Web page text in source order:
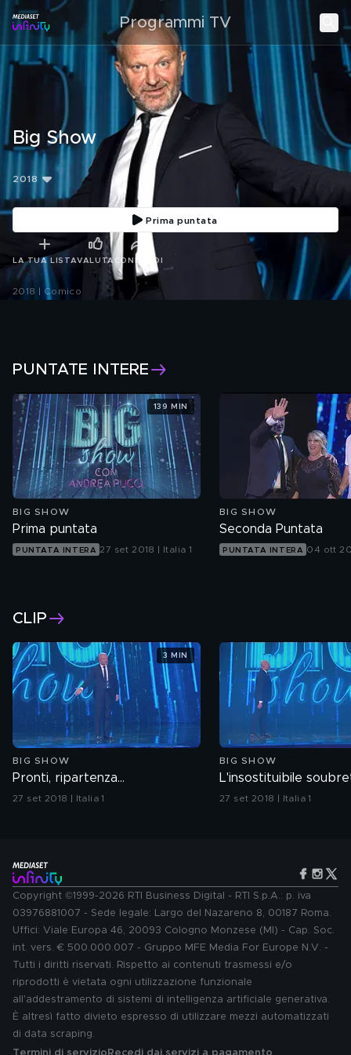
Programmi TV
Big Show
2018
Prima puntata
LA TUA LISTAVALUTA CONDIVIDI
2018 | Comico
PUNTATE INTERE
BIG SHOW
Prima puntata
PUNTATA INTERA 27 set 2018 | Italia 1
139 MIN
BIG SHOW
Seconda Puntata
PUNTATA INTERA 04 ott
CLIP
BIG SHOW
Pronti, ripartenza...
27 set 2018 | Italia 1
3 MIN
BIG SHOW
L'insostituibile
27 set 2018 | Italia 1
Copyright ©1999-2026 RTI Business Digital - RTI S.p.A.: p. iva
03976881007 - Sede legale: Largo del Nazareno 8, 00187 Roma.
Uffici: Viale Europa 46, 20093 Cologno Monzese (MI) - Cap. Soc.
int. vers. € 500.000.007 - Gruppo MFE Media For Europe N.V. -
Tutti i diritti riservati. Rispetto ai contenuti trasmessi e/o
riprodotti è vietata ogni utilizzazione funzionale
all'addestramento di sistemi di intelligenza artificiale generativa.
È altresì fatto divieto espresso di utilizzare mezzi automatizzati
di data scraping.